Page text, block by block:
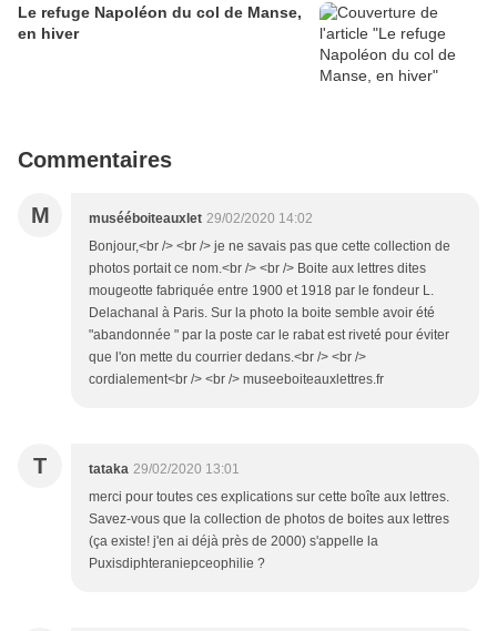
Le refuge Napoléon du col de Manse,
en hiver
Commentaires
M musééboiteauxlet 29/02/2020 14:02
Bonjour,<br /> <br /> je ne savais pas que cette collection de
photos portait ce nom.<br /> <br /> Boite aux lettres dites
mougeotte fabriquée entre 1900 et 1918 par le fondeur L.
Delachanal à Paris. Sur la photo la boite semble avoir été
"abandonnée " par la poste car le rabat est riveté pour éviter
que l'on mette du courrier dedans.<br /> <br />
cordialement<br /> <br /> museeboiteauxlettres.fr
T tataka 29/02/2020 13:01
merci pour toutes ces explications sur cette boîte aux lettres.
Savez-vous que la collection de photos de boites aux lettres
(ça existe! j'en ai déjà près de 2000) s'appelle la
Puxisdiphteraniepceophilie ?